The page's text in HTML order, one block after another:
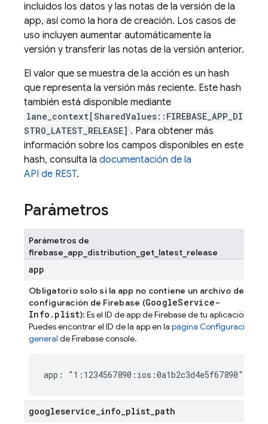
incluidos los datos y las notas de la versión de la
app, así como la hora de creación. Los casos de
uso incluyen aumentar automáticamente la
versión y transferir las notas de la versión anterior.
El valor que se muestra de la acción es un hash
que representa la versión más reciente. Este hash
también está disponible mediante
lane_context[SharedValues::FIREBASE_APP_DI
STRO_LATEST_RELEASE] . Para obtener más
información sobre los campos disponibles en este
hash, consulta la documentación de la
API de REST.
Parámetros
Parámetros de
firebase_app_distribution_get_latest_release
app
Obligatorio solo si la app no contiene un archivo de
configuración de Firebase (GoogleService-
Info.plist): Es el ID de app de Firebase de tu aplicación.
Puedes encontrar el ID de la app en la página Configuración
general deFirebaseconsole.
app: "1:1234567890:ios:0a1b2c3d4e5f67890"
googleservice_info_plist_path